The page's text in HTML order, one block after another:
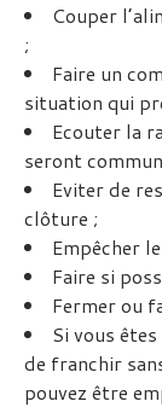
Couper
;
Faire un
situation qui
Ecouter la
seront
Eviter de
clôture ;
Empêcher
Faire si
Fermer ou
Si vous
de franchir
pouvez être